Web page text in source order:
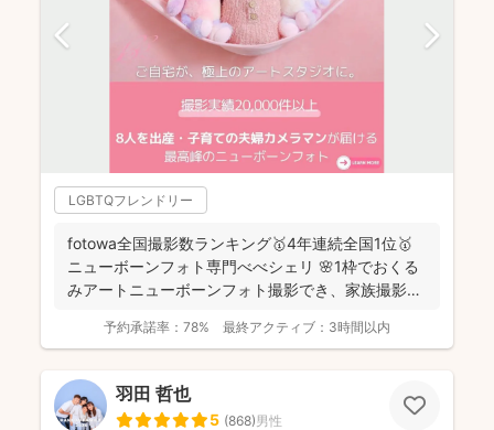
LGBTQフレンドリー
fotowa全国撮影数ランキング🥇4年連続全国1位🥇
ニューボーンフォト専門べべシェリ 🌸1枠でおくる
みアートニューボーンフォト撮影でき、家族撮影お
予約承諾率： 78% 最終アクティブ： 3時間以内
羽田 哲也
5 (868)男性